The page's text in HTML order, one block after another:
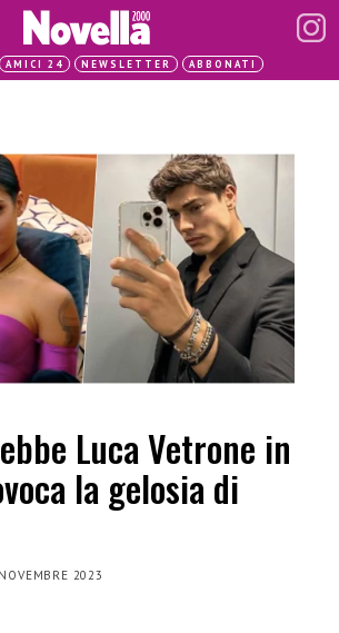
AMICI 24 NEWSLETTER ABBONATI
Luca Vetrone in
la gelosia di
2023